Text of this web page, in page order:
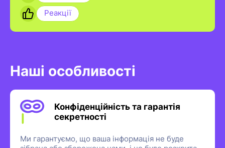
Реакції
Наші особливості
Конфіденційність та гарантія
секретності
Ми гарантуємо, що ваша інформація не буде